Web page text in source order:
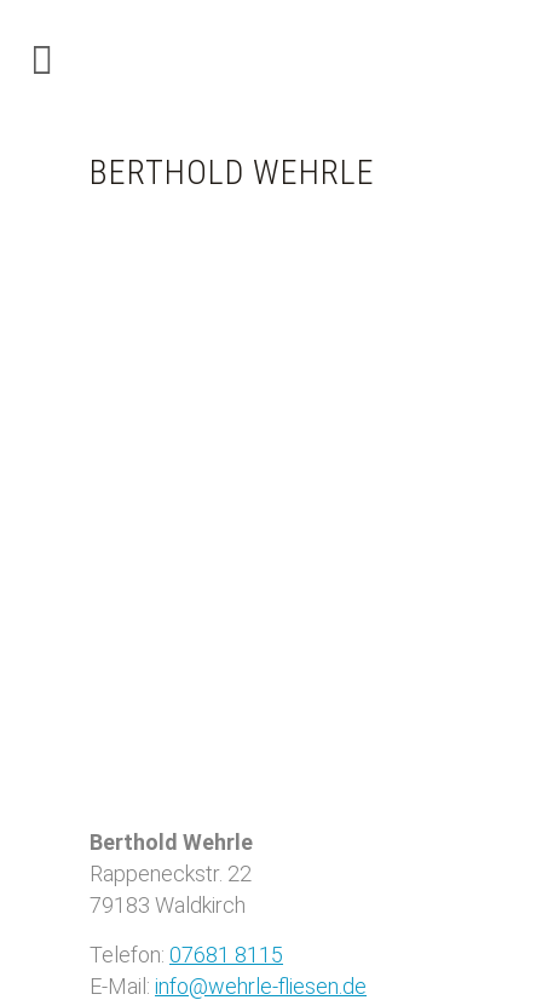
BERTHOLD WEHRLE
Berthold Wehrle
Rappeneckstr. 22
79183 Waldkirch
Telefon: 07681 8115
E-Mail: info@wehrle-fliesen.de